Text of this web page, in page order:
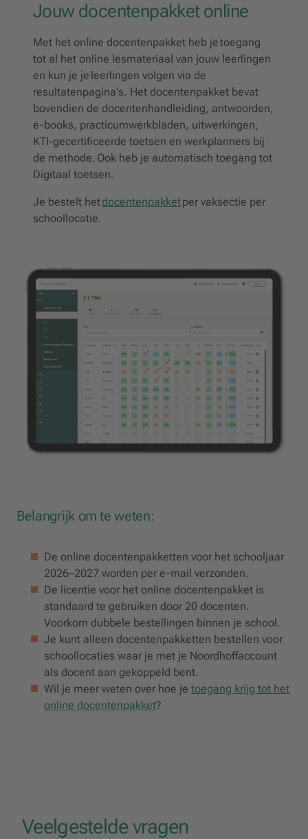
Jouw docentenpakket online
Met het online docentenpakket heb je toegang
tot al het online lesmateriaal van jouw leerlingen
en kun je je leerlingen volgen via de
resultatenpagina's. Het docentenpakket bevat
bovendien de docentenhandleiding, antwoorden,
e-books, practicumwerkbladen, uitwerkingen,
KTI-gecertificeerde toetsen en werkplanners bij
de methode. Ook heb je automatisch toegang tot
Digitaal toetsen.
Je bestelt hetdocentenpakketper vaksectie per
schoollocatie.
Belangrijk om te weten:
De online docentenpakketten voor het schooljaar
2026–2027 worden per e-mail verzonden.
De licentie voor het online docentenpakket is
standaard te gebruiken door 20 docenten.
Voorkom dubbele bestellingen binnen je school.
Je kunt alleen docentenpakketten bestellen voor
schoollocaties waar je met je Noordhoffaccount
als docent aan gekoppeld bent.
Wil je meer weten over hoe je toegang krijg tot het
online docentenpakket?
Veelgestelde vragen